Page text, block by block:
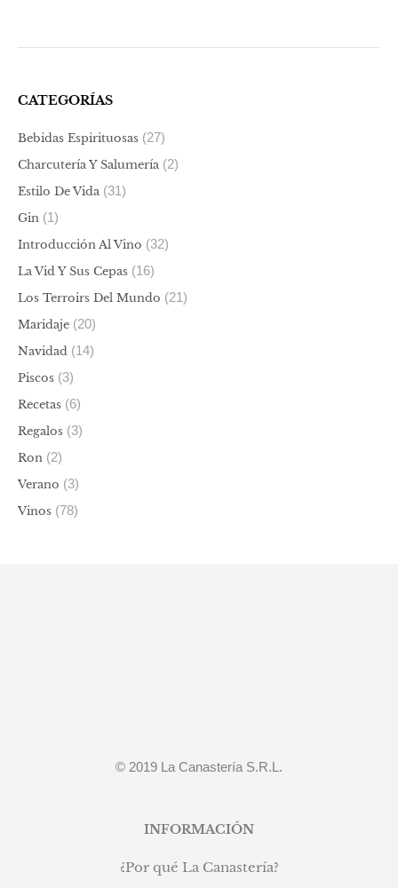
CATEGORÍAS
Bebidas Espirituosas (27)
Charcutería Y Salumería (2)
Estilo De Vida (31)
Gin (1)
Introducción Al Vino (32)
La Vid Y Sus Cepas (16)
Los Terroirs Del Mundo (21)
Maridaje (20)
Navidad (14)
Piscos (3)
Recetas (6)
Regalos (3)
Ron (2)
Verano (3)
Vinos (78)
© 2019 La Canastería S.R.L.
INFORMACIÓN
¿Por qué La Canastería?